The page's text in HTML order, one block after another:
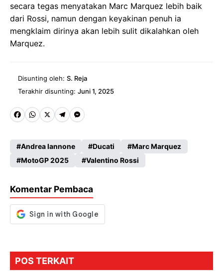
secara tegas menyatakan Marc Marquez lebih baik
dari Rossi, namun dengan keyakinan penuh ia
mengklaim dirinya akan lebih sulit dikalahkan oleh
Marquez.
Disunting oleh: S. Reja
Terakhir disunting: Juni 1, 2025
Fa
b
o
k
W
ts
A
p
X
Te
gr
a
M
se
n
er
Andrea Iannone Ducati
Marc Marquez
MotoGP 2025
Valentino Rossi
Komentar Pembaca
POS TERKAIT